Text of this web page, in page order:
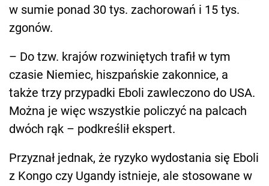
w sumie ponad 30 tys. zachorowań i 15 tys.
zgonów.
– Do tzw. krajów rozwiniętych trafił w tym
czasie Niemiec, hiszpańskie zakonnice, a
także trzy przypadki Eboli zawleczono do USA.
Można je więc wszystkie policzyć na palcach
dwóch rąk – podkreślił ekspert.
Przyznał jednak, że ryzyko wydostania się Eboli
z Kongo czy Ugandy istnieje, ale stosowane w